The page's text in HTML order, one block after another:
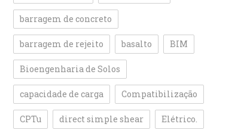
barragem de concreto
barragem de rejeito basalto BIM
Bioengenharia de Solos
capacidade de carga Compatibilização
CPTu direct simple shear Elétrico.